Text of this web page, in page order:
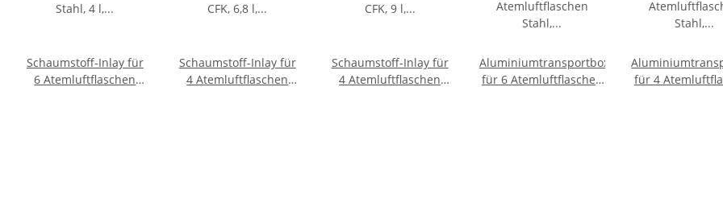
Schaumstoff-Inlay für
6 Atemluftflaschen
Schaumstoff-Inlay für
4 Atemluftflaschen
Schaumstoff-Inlay für
4 Atemluftflaschen
Aluminiumtransportbox
für 6 Atemluftflaschen
für 4